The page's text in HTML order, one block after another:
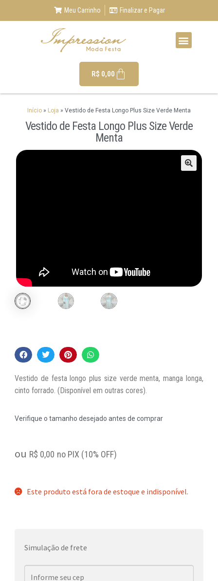
Meu Carrinho Finalizar e Pagar
R$ 0,00
Início » Loja » Vestido de Festa Longo Plus Size Verde Menta
Vestido de Festa Longo Plus Size Verde
Menta
Vestido de festa longo plus size verde menta, manga longa,
cinto forrado. (Disponível em outras cores).
Verifique o tamanho desejado antes de comprar
ou R$ 0,00 no PIX (10% OFF)
Este produto está fora de estoque e indisponível.
Simulação de frete